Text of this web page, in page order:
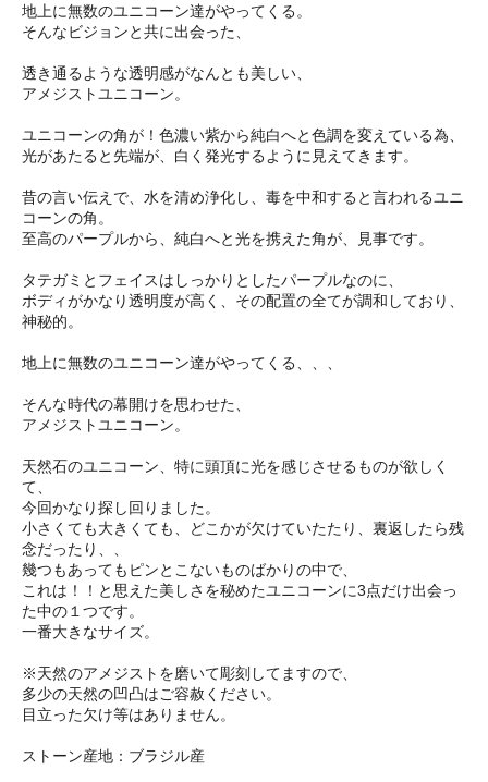
地上に無数のユニコーン達がやってくる。
そんなビジョンと共に出会った、
透き通るような透明感がなんとも美しい、
アメジストユニコーン。
ユニコーンの角が！色濃い紫から純白へと色調を変えている為、
光があたると先端が、白く発光するように見えてきます。
昔の言い伝えで、水を清め浄化し、毒を中和すると言われるユニ
コーンの角。
至高のパープルから、純白へと光を携えた角が、見事です。
タテガミとフェイスはしっかりとしたパープルなのに、
ボディがかなり透明度が高く、その配置の全てが調和しており、
神秘的。
地上に無数のユニコーン達がやってくる、、、
そんな時代の幕開けを思わせた、
アメジストユニコーン。
天然石のユニコーン、特に頭頂に光を感じさせるものが欲しく
て、
今回かなり探し回りました。
小さくても大きくても、どこかが欠けていたたり、裏返したら残
念だったり、、
幾つもあってもピンとこないものばかりの中で、
これは！！と思えた美しさを秘めたユニコーンに3点だけ出会っ
た中の１つです。
一番大きなサイズ。
※天然のアメジストを磨いて彫刻してますので、
多少の天然の凹凸はご容赦ください。
目立った欠け等はありません。
ストーン産地：ブラジル産